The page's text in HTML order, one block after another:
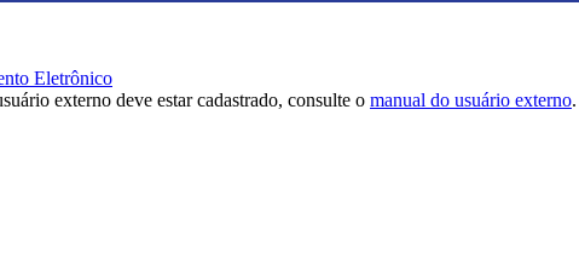
Eletrônico
externo deve estar cadastrado, consulte o manual do usuário externo.